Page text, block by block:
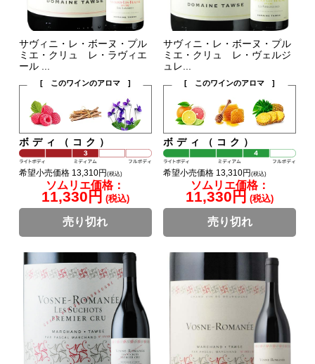
サヴィニ・レ・ボーヌ・プル
ミエ・クリュ レ・ラヴィエ
ール ...
[ このワインのアロマ ]
ボディ（コク）
希望小売価格 13,310円 (税込)
ソムリエ価格：
11,330円 (税込)
売り切れ
サヴィニ・レ・ボーヌ・プル
ミエ・クリュ レ・ヴェルジ
ュレ...
[ このワインのアロマ ]
ボディ（コク）
希望小売価格 13,310円(税込)
ソムリエ価格：
11,330円 (税込)
売り切れ